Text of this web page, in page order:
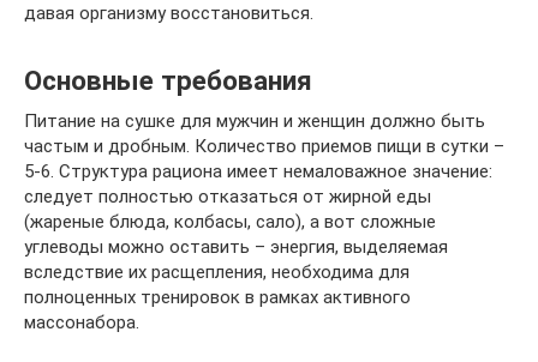
давая организму восстановиться.
Основные требования
Питание на сушке для мужчин и женщин должно быть
частым и дробным. Количество приемов пищи в сутки –
5-6. Структура рациона имеет немаловажное значение:
следует полностью отказаться от жирной еды
(жареные блюда, колбасы, сало), а вот сложные
углеводы можно оставить – энергия, выделяемая
вследствие их расщепления, необходима для
полноценных тренировок в рамках активного
массонабора.